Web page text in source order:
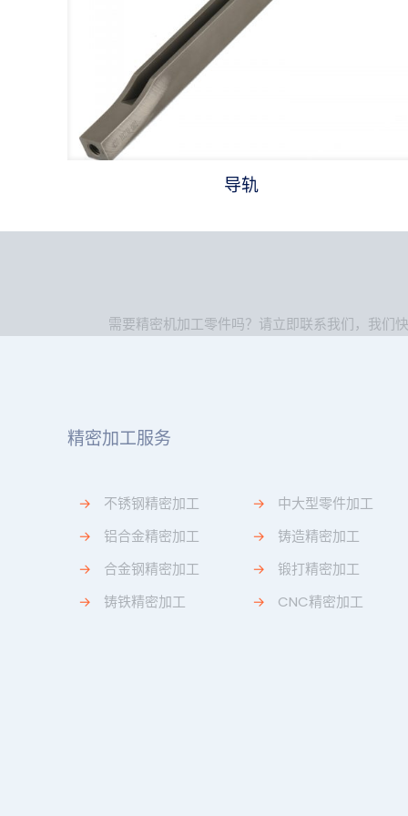
导轨
需要精密机加工零件吗？请立即联系我们，我们
精密加工服务
→
不锈钢精密加工
→
铝合金精密加工
→
合金钢精密加工
→
铸铁精密加工
→
中大型零件加工
→
铸造精密加工
→
锻打精密加工
→
CNC精密加工